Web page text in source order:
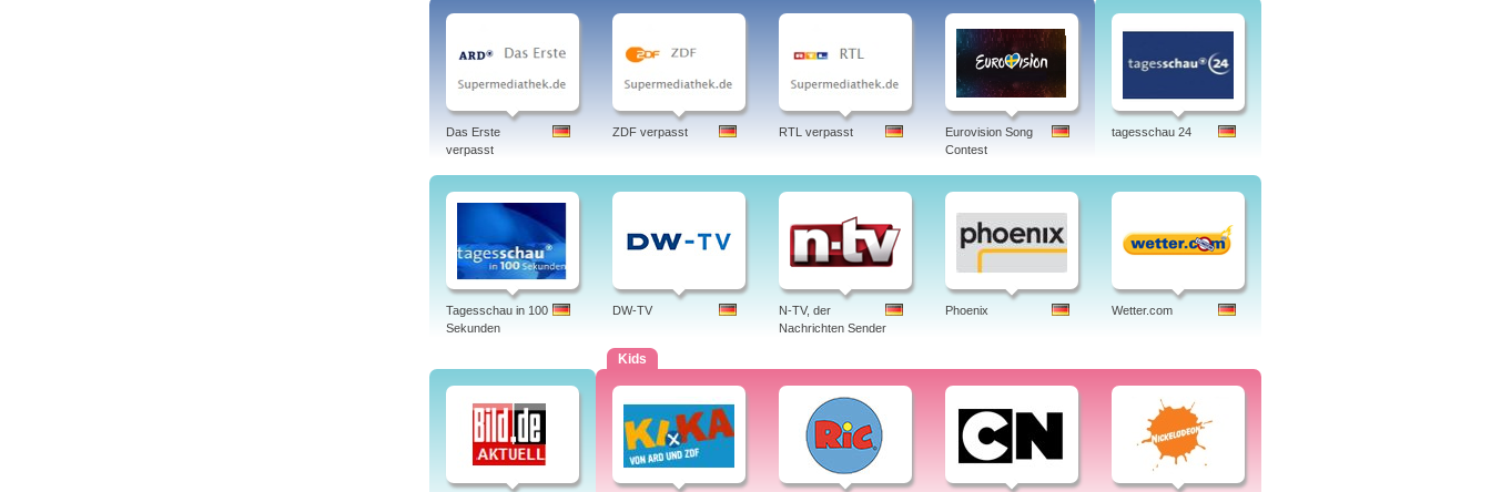
Das Erste
verpasst
ZDF verpasst RTL verpasst
Eurovision Song
Contest
tagesschau 24
Tagesschau in 100
Sekunden
DW-TV
N-TV, der
Nachrichten Sender
Phoenix Wetter.com
Kids